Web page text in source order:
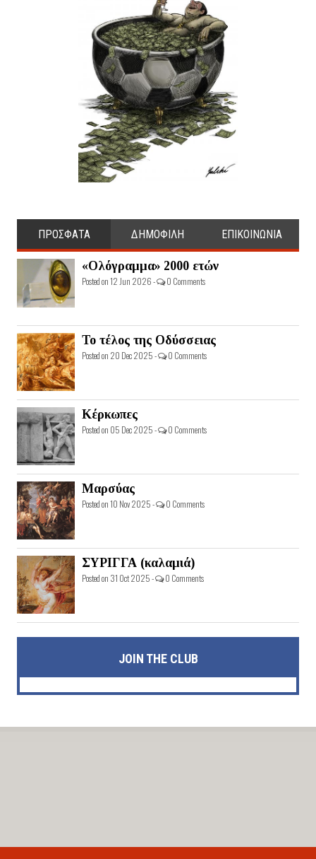
ΠΡΟΣΦΑΤΑ ΔΗΜΟΦΙΛΗ ΕΠΙΚΟΙΝΩΝΙΑ
«Ολόγραμμα» 2000 ετών
Posted on 12 Jun 2026 - 0 Comments
Το τέλος της Οδύσσειας
Posted on 20 Dec 2025 - 0 Comments
Κέρκωπες
Posted on 05 Dec 2025 - 0 Comments
Μαρσύας
Posted on 10 Nov 2025 - 0 Comments
ΣΥΡΙΓΓΑ (καλαμιά)
Posted on 31 Oct 2025 - 0 Comments
JOIN THE CLUB